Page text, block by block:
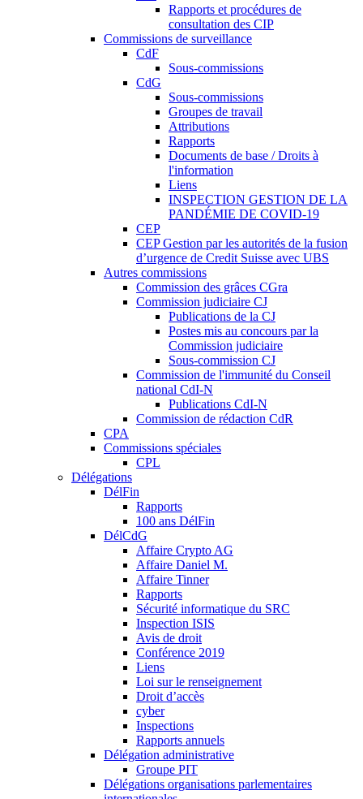
Rapports et procédures de
consultation des CIP
Commissions de surveillance
CdF
Sous-commissions
CdG
Sous-commissions
Groupes de travail
Attributions
Rapports
Documents de base / Droits à
l'information
Liens
INSPECTION GESTION DE LA
PANDÉMIE DE COVID-19
CEP
CEP Gestion par les autorités de la fusion
d’urgence de Credit Suisse avec UBS
Autres commissions
Commission des grâces CGra
Commission judiciaire CJ
Publications de la CJ
Postes mis au concours par la
Commission judiciaire
Sous-commission CJ
Commission de l'immunité du Conseil
national CdI-N
Publications CdI-N
Commission de rédaction CdR
CPA
Commissions spéciales
CPL
Délégations
DélFin
Rapports
100 ans DélFin
DélCdG
Affaire Crypto AG
Affaire Daniel M.
Affaire Tinner
Rapports
Sécurité informatique du SRC
Inspection ISIS
Avis de droit
Conférence 2019
Liens
Loi sur le renseignement
Droit d’accès
cyber
Inspections
Rapports annuels
Délégation administrative
Groupe PIT
Délégations organisations parlementaires